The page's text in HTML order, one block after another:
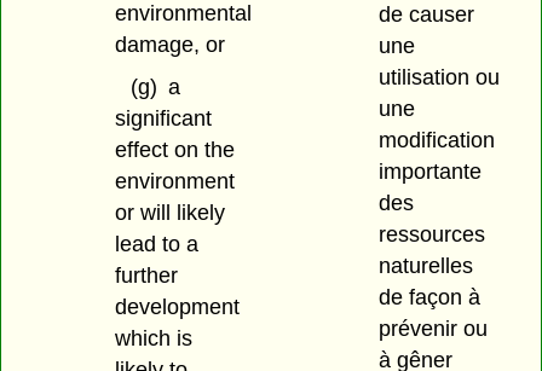
environmental
damage, or
(g) a
significant
effect on the
environment
or will likely
lead to a
further
development
which is
de causer
une
utilisation ou
une
modification
importante
des
ressources
naturelles
de façon à
prévenir ou
à gêner